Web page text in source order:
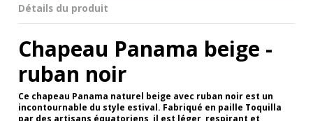
Détails du produit
Chapeau Panama beige -
ruban noir
Ce chapeau Panama naturel beige avec ruban noir est un
incontournable du style estival. Fabriqué en paille Toquilla
par des artisans équatoriens, il est léger, respirant et